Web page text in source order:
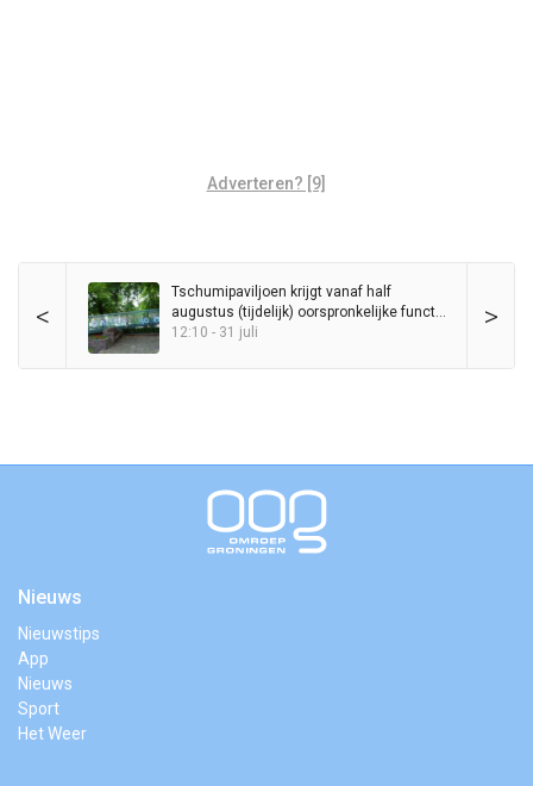
Adverteren? [9]
< >
Tschumipaviljoen krijgt vanaf half
augustus (tijdelijk) oorspronkelijke functie
als ‘videogalerie’ terug, bezoekers mogen
12:10 - 31 juli
Nieuws
Nieuwstips
App
Nieuws
Sport
Het Weer